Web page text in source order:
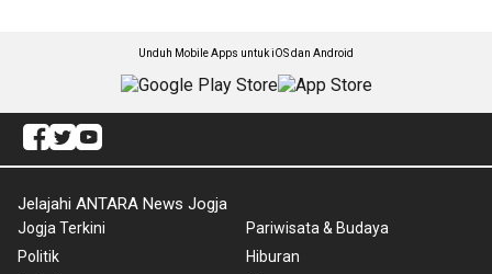
Unduh Mobile Apps untuk iOS dan Android
Jelajahi ANTARA News Jogja
Jogja Terkini
Politik
Pariwisata & Budaya
Hiburan